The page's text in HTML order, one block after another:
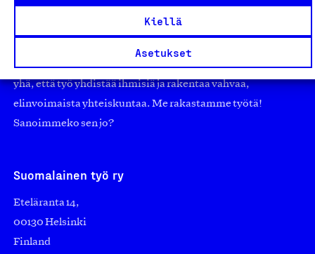
Kiellä
Asetukset
pienistä pajoista ja yhteisöistä kansainvälisiin
suuryrityksiin. Meidät on perustettu yli 100 vuotta sitten
nostamaan ylpeyttä kotimaisesta osaamisesta. Uskomme
yhä, että työ yhdistää ihmisiä ja rakentaa vahvaa,
elinvoimaista yhteiskuntaa. Me rakastamme työtä!
Sanoimmeko sen jo?
Suomalainen työ ry
Eteläranta 14,
00130 Helsinki
Finland